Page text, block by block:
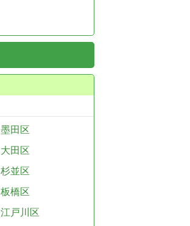
墨田区
大田区
杉並区
板橋区
江戸川区